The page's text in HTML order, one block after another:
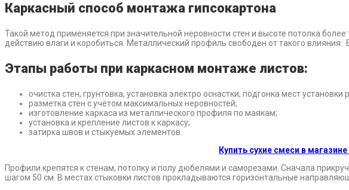
Каркасный способ монтажа гипсокартона
Такой метод применяется при значительной неровности стен и высоте потолка
действию влаги и коробиться. Металлический профиль свободен от такого
Этапы работы при каркасном монтаже листов:
очистка стен, грунтовка, установка электро оснастки, подгонка мест установки
разметка стен с учётом максимальных неровностей;
изготовление каркаса из металлического профиля по маякам;
установка и крепление листов к каркасу;
затирка швов и стыкуемых элементов.
Купить сухие смеси в
Профили крепятся к стенам, потолку и полу дюбелями и саморезами. Сначала
шагом 50 см. В местах стыковки листов прокладываются горизонтальные